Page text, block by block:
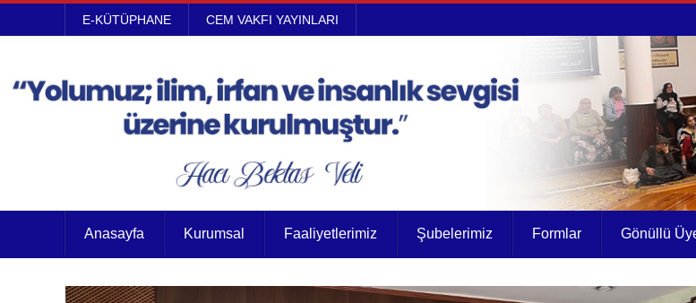
E-KÜTÜPHANE CEM VAKFI YAYINLARI
Anasayfa Kurumsal Faaliyetlerimiz Şubelerimiz Formlar Gönüllü